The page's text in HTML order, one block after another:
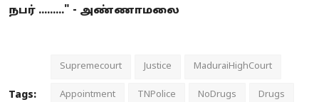
நபர் ........." - அண்ணாமலை
Tags:
Supremecourt Justice MaduraiHighCourt
Appointment TNPolice NoDrugs Drugs